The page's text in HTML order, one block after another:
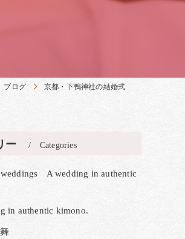
東京
々九度東京
ブログ 京都・下鴨神社の結婚式
ー Categories
weddings A wedding in authentic
in authentic kimono.